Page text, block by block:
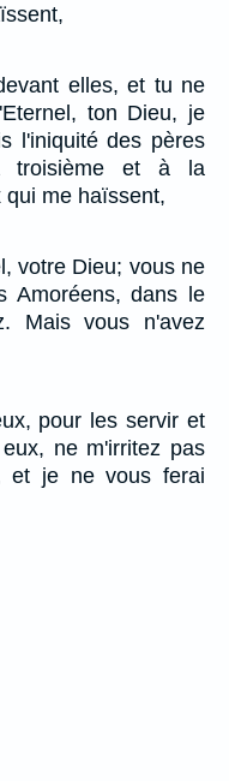
elles, et tu ne
ton Dieu, je
l'iniquité des pères
troisième et à la
me haïssent,
votre Dieu; vous ne
Amoréens, dans le
Mais vous n'avez
pour les servir et
ne m'irritez pas
et je ne vous ferai